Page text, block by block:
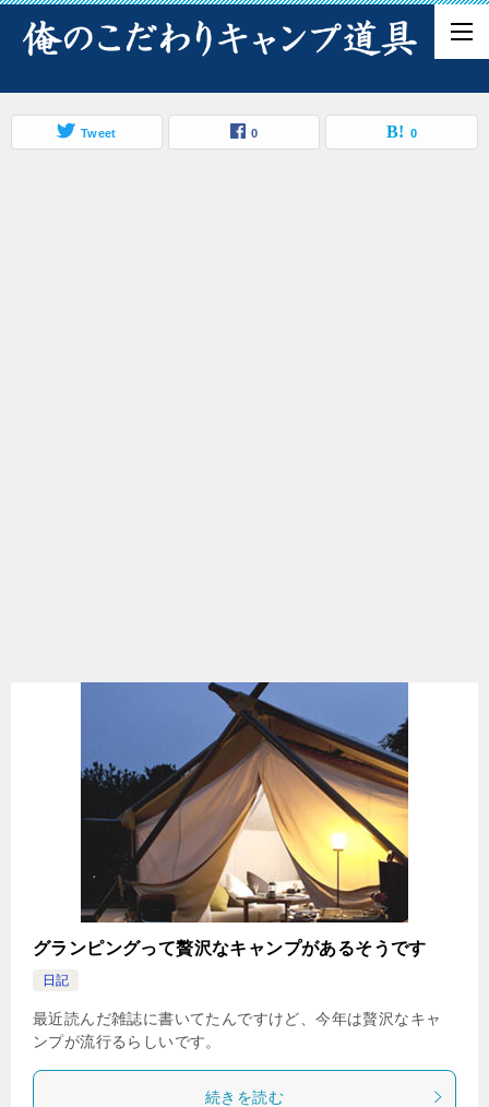
Tweet 0 0
グランピングって贅沢なキャンプがあるそうです
日記
最近読んだ雑誌に書いてたんですけど、今年は贅沢なキャ
ンプが流行るらしいです。
続きを読む